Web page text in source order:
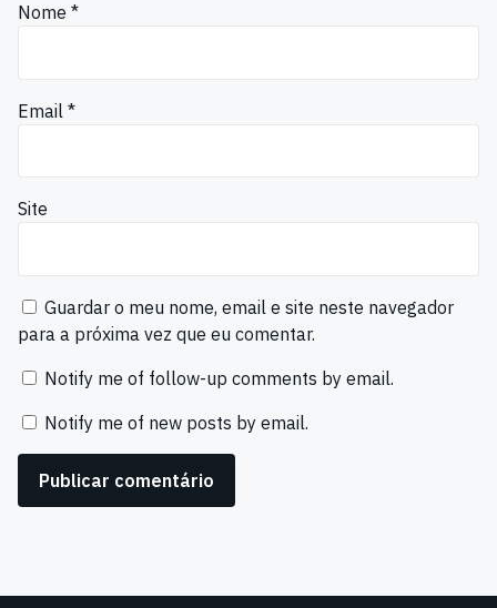
Nome *
Email *
Site
Guardar o meu nome, email e site neste navegador
para a próxima vez que eu comentar.
Notify me of follow-up comments by email.
Notify me of new posts by email.